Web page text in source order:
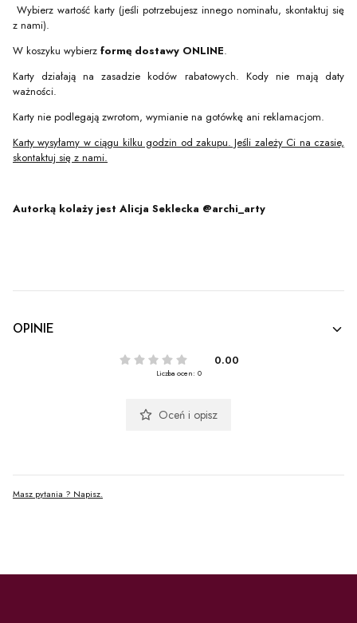
Wybierz wartość karty (jeśli potrzebujesz innego nominału, skontaktuj się
z nami).
W koszyku wybierz formę dostawy ONLINE.
Karty działają na zasadzie kodów rabatowych. Kody nie mają daty
ważności.
Karty nie podlegają zwrotom, wymianie na gotówkę ani reklamacjom.
Karty wysyłamy w ciągu kilku godzin od zakupu. Jeśli zależy Ci na czasie,
skontaktuj się z nami.
Autorką kolaży jest Alicja Seklecka @archi_arty
OPINIE
0.00
Liczba ocen: 0
Oceń i opisz
Masz pytania ? Napisz.